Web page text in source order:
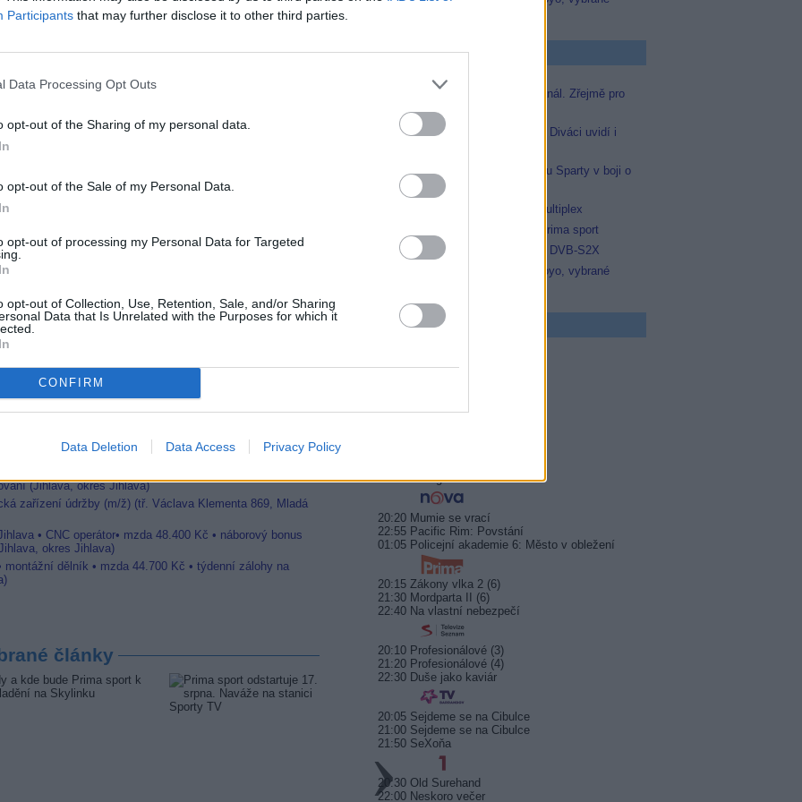
Participants that may further disclose it to other third parties.
Data Processing Opt Outs
opt-out of the Sharing of my personal data.
opt-out of the Sale of my Personal Data.
opt-out of processing my Personal Data for Targeted
opt-out of Collection, Use, Retention, Sale, and/or Sharing
Data that Is Unrelated with the Purposes for which it
CONFIRM
Data Deletion Data Access Privacy Policy
Action, TV1000 World Kino, ViP Premiere, ViP
Viasat History a Viasat Nature.
abonentů
nový MasterChef i Souboj na talíři
Spektrum
Evropy
• linkový střídač • mzda 48.400 Kč • příspěvek na
(Jihlava, okres Jihlava)
zařízení údržby (m/ž) (tř. Václava Klementa 869, Mladá
• CNC operátor• mzda 48.400 Kč • náborový bonus
okres Jihlava)
montážní dělník • mzda 44.700 Kč • týdenní zálohy na
články
Top Zprávičky
Skylink spustil nový Test kanál. Zřejmě pro
Prima sport
Oneplay zařadí Prima sport. Diváci uvidí i
Prima sport odvysílá i odvetu Sparty v boji o
Ligu mistrů
Operátor Du převzal další multiplex
Antik TV potvrdil zařazení Prima sport
Televisa Networks přešla na DVB-S2X
Niké liga opět komplet na Voyo, vybrané
TV program
22:05 Všechnopárty
00:05 Instagram: trh marnosti
20:20 Mumie se vrací
22:55 Pacific Rim: Povstání
01:05 Policejní akademie 6: Město v obležení
20:15 Zákony vlka 2 (6)
21:30 Mordparta II (6)
22:40 Na vlastní nebezpečí
20:10 Profesionálové (3)
21:20 Profesionálové (4)
22:30 Duše jako kaviár
20:05 Sejdeme se na Cibulce
21:00 Sejdeme se na Cibulce
21:50 SeXoňa
20:30 Old Surehand
22:00 Neskoro večer